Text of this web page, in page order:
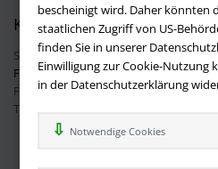
bescheinigt wird. Daher könnten
staatlichen Zugriff von US-
finden Sie in unserer
Einwilligung zur Cookie-Nutzung
in der Datenschutzerklärung
Notwendige Cookies
Kontakt
Sie haben Fragen?Hier finden Sie
Fragen.
Fragen per E-Mail:
Telefon: +49 (0)9209 20 23 188
Ihre Vorteile bei uns